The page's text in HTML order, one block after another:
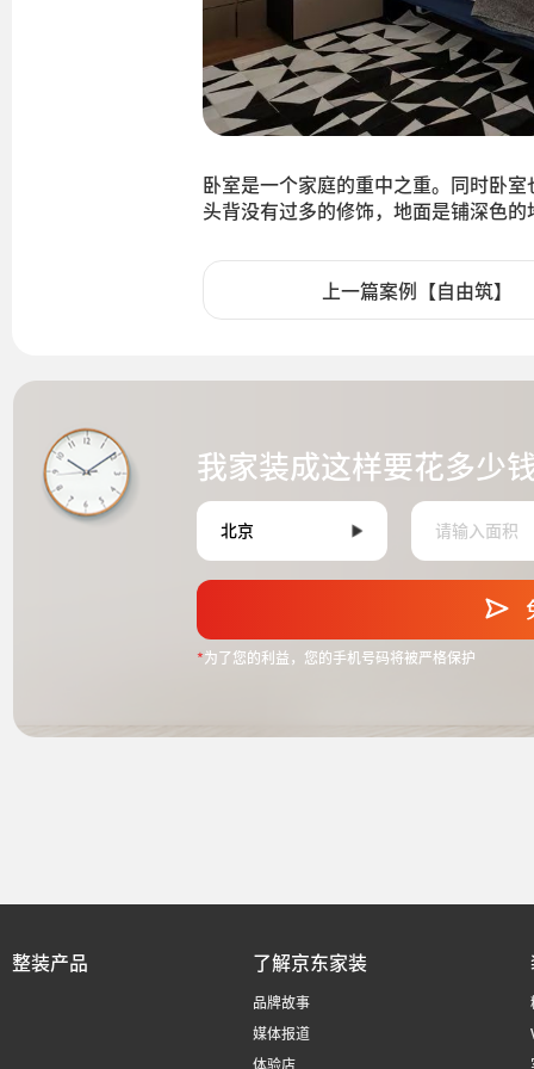
卧室是一个家庭的重中之重。同时卧
头背没有过多的修饰，地面是铺深色的
上一篇案例【自由筑】
我家装成这样要花多少
*为了您的利益，您的手机号码将被严格保护
整装产品 了解京东家装
品牌故事
媒体报道
体验店